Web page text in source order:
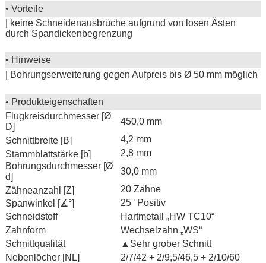
• Vorteile
| keine Schneidenausbrüche aufgrund von losen Ästen
durch Spandickenbegrenzung
• Hinweise
| Bohrungserweiterung gegen Aufpreis bis Ø 50 mm möglich
• Produkteigenschaften
Flugkreisdurchmesser [Ø
D]
450,0 mm
Schnittbreite [B]
4,2 mm
Stammblattstärke [b]
2,8 mm
Bohrungsdurchmesser [Ø
d]
30,0 mm
Zähneanzahl [Z]
20 Zähne
Spanwinkel [∡°]
25° Positiv
Schneidstoff
Hartmetall „HW TC10“
Zahnform
Wechselzahn „WS“
Schnittqualität
▲Sehr grober Schnitt
Nebenlöcher [NL]
2/7/42 + 2/9,5/46,5 + 2/10/60